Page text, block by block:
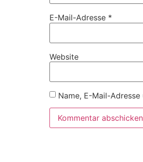
E-Mail-Adresse *
Website
Name, E-Mail-